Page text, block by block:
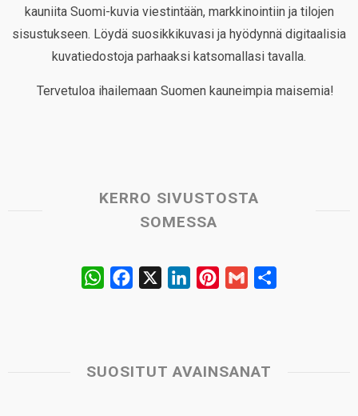
kauniita Suomi-kuvia viestintään, markkinointiin ja tilojen
sisustukseen. Löydä suosikkikuvasi ja hyödynnä digitaalisia
kuvatiedostoja parhaaksi katsomallasi tavalla.
Tervetuloa ihailemaan Suomen kauneimpia maisemia!
KERRO SIVUSTOSTA
SOMESSA
W
s
b
e
e
l
SUOSITUT AVAINSANAT